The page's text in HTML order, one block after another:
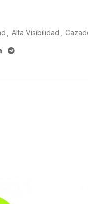
Alta Visibilidad